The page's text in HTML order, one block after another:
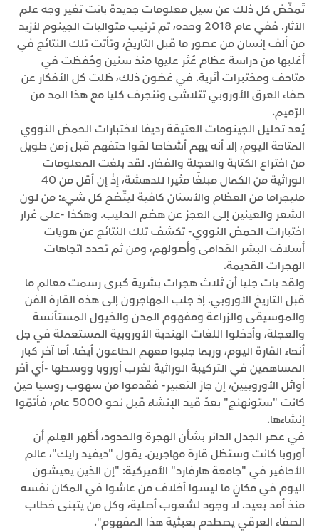
تَمخّض كل ذلك عن سيل معلومات جديدة باتت تغير وجه علم
الآثار. ففي عام 2018 وحده، تم ترتيب متواليات الجينوم لأزيد
من ألف إنسان من عصور ما قبل التاريخ، وتأتت تلك النتائج في
أغلبها من دراسة عظام عُثر عليها منذ سنين وحُفظت في
متاحف ومختبرات أثرية. في غضون ذلك، ظلت كل الأفكار عن
صفاء العرق الأوروبي تتلاشى وتنجرف كليا مع هذا المد من
الرّميم.
يُعد تحليل الجينومات العتيقة رديفا لاختبارات الحمض النووي
المتاحة اليوم، إلا أنه يهم أشخاصا لقوا حتفهم قبل زمن طويل
من اختراع الكتابة والعجلة والفخار. لقد بلغت المعلومات
الوراثية من الكمال مبلغًا مثيرا للدهشة، إذْ إن أقل من 40
مليجراما من العظام والأسنان كافية ليتّضح كل شيء: من لون
الشعر والعينين إلى العجز عن هضم الحليب. وهكذا -على غرار
اختبارات الحمض النووي- تكشف تلك النتائج عن هويات
أسلاف البشر القدامى وأصولهم، ومن ثم تحدد اتجاهات
الهجرات القديمة.
ولقد بات جليا أن ثلاث هجرات بشرية كبرى رسمت معالم ما
قبل التاريخ الأوروبي. إذ جلب المهاجرون إلى هذه القارة الفن
والموسيقى والزراعة ومفهوم المدن والخيول المستأنسة
والعجلة، وأدخلوا اللغات الهندية الأوروبية المستعملة في جل
أنحاء القارة اليوم، وربما جلبوا معهم الطاعون أيضا. أما آخر كبار
المساهمين في التركيبة الوراثية لغرب أوروبا ووسطها -أي آخر
أوائل الأوروبيين، إن جاز التعبير- فقدِموا من سهوب روسيا حين
كانت "ستونهنج" بعدُ قيد الإنشاء قبل نحو 5000 عام، فأتمّوا
إنشاءها.
في عصر الجدل الدائر بشأن الهجرة والحدود، أظهر العِلم أن
أوروبا كانت وستظل قارة مهاجرين. يقول "ديفيد رايك"، عالم
الأحافير في "جامعة هارفارد" الأميركية: "إن الذين يعيشون
اليوم في مكانٍ ما ليسوا أخلاف من عاشوا في المكان نفسه
منذ أمد بعيد. لا وجود لشعوب أصلية، وكل من يتبنى خطاب
الصفاء العرقي يصطدم بعبثية هذا المفهوم".